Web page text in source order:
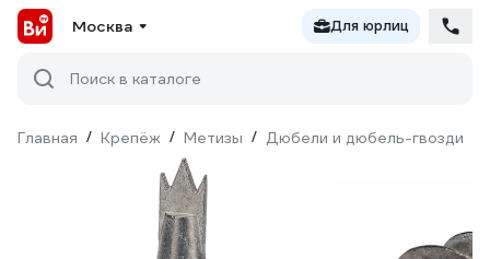
Москва Для юрлиц
Поиск в каталоге
Главная / Крепёж / Метизы / Дюбели и дюбель-гвозди